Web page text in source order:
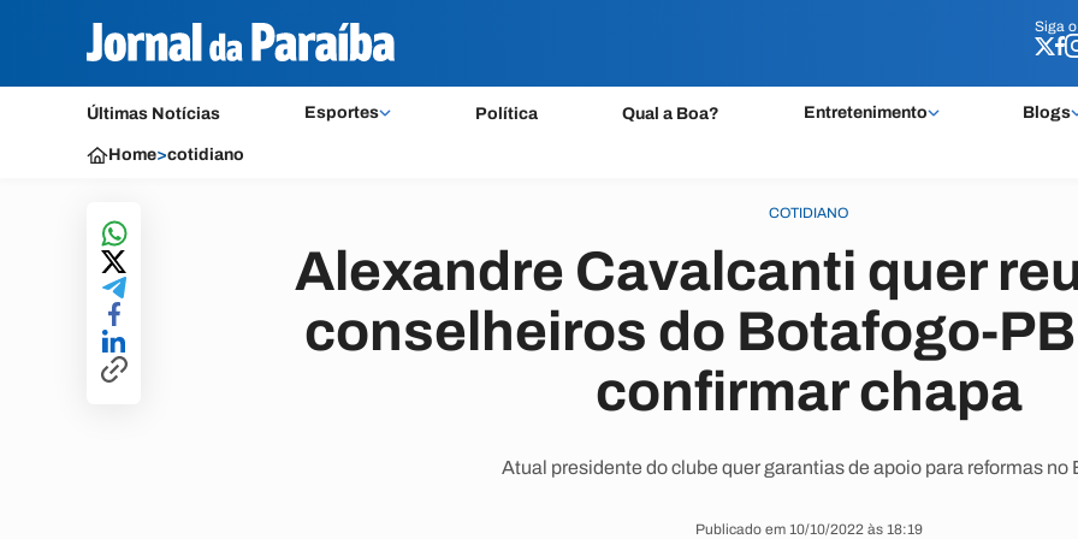
Siga o
Últimas Notícias Esportes Política Qual a Boa? Entretenimento Blogs
Siga o
Home>cotidiano
COTIDIANO
Alexandre Cavalcanti quer
conselheiros do Botafogo-
confirmar chapa
Atual presidente do clube quer garantias de apoio para reformas no
Publicado em 10/10/2022 às 18:19